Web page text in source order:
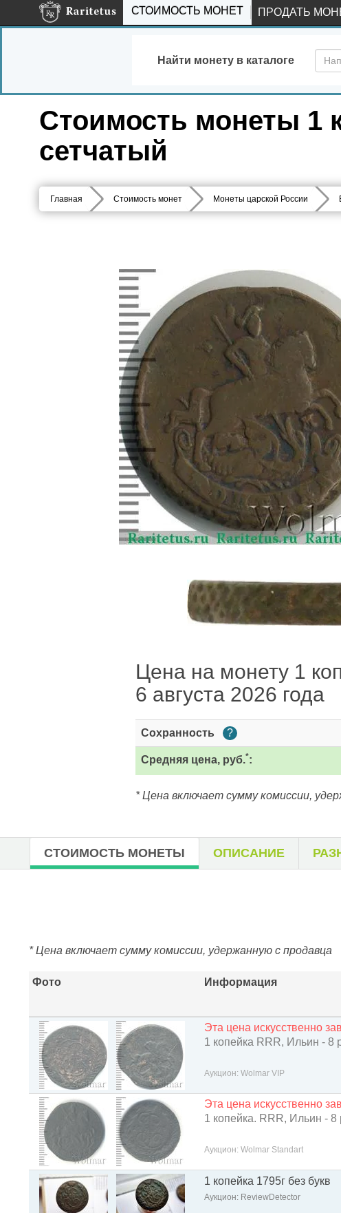
СТОИМОСТЬ МОНЕТ ПРОДАТЬ
Найти монету в каталоге
Стоимость монеты 1
сетчатый
Главная Стоимость монет Монеты царской России
Цена на монету 1
6 августа 2026 года
Сохранность ?
Средняя цена, руб.*:
* Цена включает сумму комиссии,
СТОИМОСТЬ МОНЕТЫ ОПИСАНИЕ
* Цена включает сумму комиссии, удержанную с продавца
Фото Информация
Эта цена искусственно
1 копейка RRR, Ильин - 8
Аукцион: Wolmar VIP
Эта цена искусственно
1 копейка. RRR, Ильин -
Аукцион: Wolmar Standart
1 копейка 1795г без букв
Аукцион: ReviewDetector